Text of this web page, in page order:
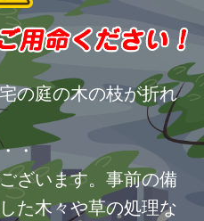
の庭の木の枝が折れ
・
ざいます。事前の備
た木々や草の処理な